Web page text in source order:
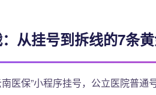
从挂号到拆线的7条
南医保”小程序挂号，公立医院普